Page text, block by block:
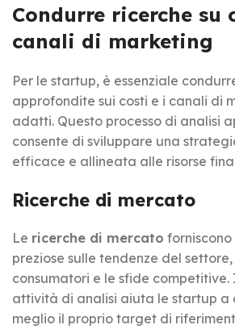
Condurre ricerche su
canali di marketing
Per le startup, è essenziale
approfondite sui costi e i canali di
adatti. Questo processo di analisi
consente di sviluppare una
efficace e allineata alle risorse
Ricerche di mercato
Le ricerche di mercato
preziose sulle tendenze del
consumatori e le sfide competitive.
attività di analisi aiuta le startup a
meglio il proprio target di